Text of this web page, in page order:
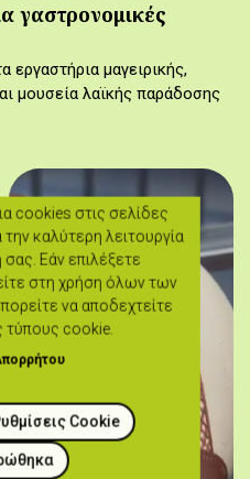
γαστρονομικές
μαγειρικής,
μουσεία λαϊκής παράδοσης
cookies στις σελίδες
καλύτερη λειτουργία
Εάν επιλέξετε
στη χρήση όλων των
να αποδεχτείτε
cookie.
Cookie